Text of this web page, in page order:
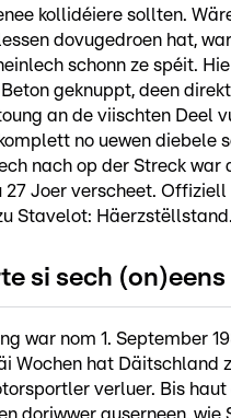
kollidéiere sollten.
dovugedroen hat,
schonn ze spéit.
geknuppt, deen
an de viischten Deel
no uewen diebele
nach op der Streck war
27 Joer verscheet. Offiziell
Stavelot: Häerzstëllstand.
si sech (on)eens
war nom 1. September
Wochen hat Däitschland
verluer. Bis haut
doriwwer auserneen, wie